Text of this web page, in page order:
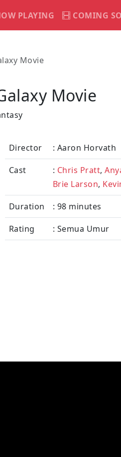
PLAYING COMING
Movie
Movie
Director : Aaron Horvath
Cast : Chris Pratt,
Brie Larson,
Duration : 98 minutes
Rating : Semua Umur